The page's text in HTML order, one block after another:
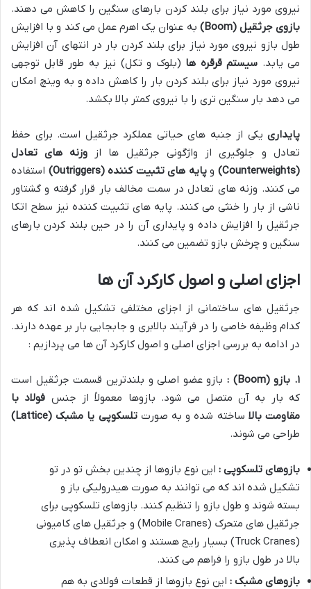
نیروی مورد نیاز برای بلند کردن بارهای سنگین را کاهش می دهند.
بازوی جرثقیل (Boom)
به عنوان یک اهرم عمل می کند و با افزایش
طول بازو نیروی مورد نیاز برای بلند کردن بار در انتهای آن افزایش
می یابد. سیستم قرقره ها (بلوک و تکل) نیز به طور قابل توجهی
نیروی مورد نیاز برای بلند کردن بار را کاهش داده و به وینچ امکان
می دهد بار سنگین تری را با نیروی کمتر بالا بکشد.
پایداری یکی از جنبه های حیاتی عملکرد جرثقیل است. برای حفظ
تعادل و جلوگیری از واژگونی جرثقیل ها از وزنه های تعادل
(Counterweights)
وپایه های تثبیت کننده(Outriggers)
استفاده
می کنند. وزنه های تعادل در سمت مخالف بار قرار گرفته و گشتاور
ناشی از بار را خنثی می کنند. پایه های تثبیت کننده نیز سطح اتکا
جرثقیل را افزایش داده و پایداری آن را در حین بلند کردن بارهای
سنگین و چرخش بازو تضمین می کنند.
اجزای اصلی و اصول کارکرد آن ها
جرثقیل های ساختمانی از اجزای مختلفی تشکیل شده اند که هر
کدام وظیفه خاصی را در فرآیند بالابری و جابجایی بار بر عهده دارند.
در ادامه به بررسی اجزای اصلی و اصول کارکرد آن ها می پردازیم :
۱. بازو(Boom)
: بازو عضو اصلی و بلندترین قسمت جرثقیل است
که بار به آن متصل می شود. بازوها معمولاً از جنس فولاد با
مقاومت بالا ساخته شده و به صورتتلسکوپی یا مشبک (Lattice)
طراحی می شوند.
بازوهای تلسکوپی : این نوع بازوها از چندین بخش تو در تو
تشکیل شده اند که می توانند به صورت هیدرولیکی باز و
بسته شوند و طول بازو را تنظیم کنند. بازوهای تلسکوپی برای
جرثقیل های متحرک (Mobile Cranes) و جرثقیل های کامیونی
(Truck Cranes) بسیار رایج هستند و امکان انعطاف پذیری
بالا در طول بازو را فراهم می کنند.
بازوهای مشبک : این نوع بازوها از قطعات فولادی به هم